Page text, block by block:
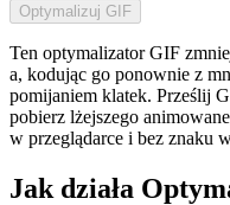
Optymalizuj GIF
Ten optymalizator GIF
a, kodując go ponownie z
pomijaniem klatek. Prześlij
pobierz lżejszego
w przeglądarce i bez znaku
Jak działa